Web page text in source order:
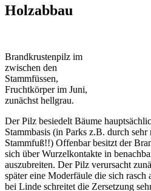
Holzabbau
Brandkrustenpilz im
zwischen den
Stammfüssen,
Fruchtkörper im Juni,
zunächst hellgrau.
Der Pilz besiedelt Bäume
Stammbasis (in Parks z.B. durch sehr
Stammfuß!!) Offenbar besitzt der
sich über Wurzelkontakte in
auszubreiten. Der Pilz verursacht
später eine Moderfäule die sich rasch
bei Linde schreitet die Zersetzung